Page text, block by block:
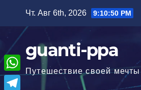
содержимому
Чт. Авг 6th, 2026 9:10:51 PM
guanti-ppa
Путешествие своей мечты
W